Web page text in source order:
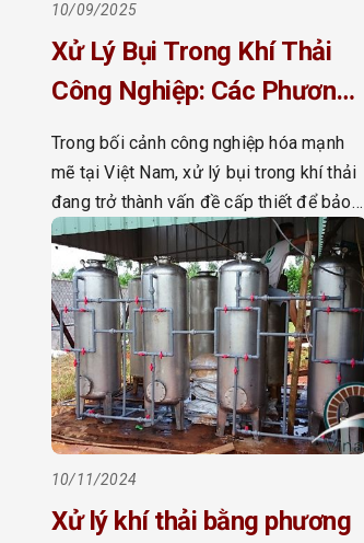
10/09/2025
Xử Lý Bụi Trong Khí Thải
Công Nghiệp: Các Phương
Pháp Và Thiết Bị Hiệu Quả
Nhất 2025
Trong bối cảnh công nghiệp hóa mạnh
mẽ tại Việt Nam, xử lý bụi trong khí thải
đang trở thành vấn đề cấp thiết để bảo
vệ môi trường và sức khỏe cộng đồng.
Bụi thải từ các nhà máy xi măng, lò luyện
thép, lò đốt hay máy nghiền công nghiệp
không chỉ gây […]
10/11/2024
Xử lý khí thải bằng phương